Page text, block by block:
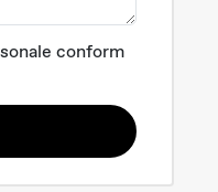
conform